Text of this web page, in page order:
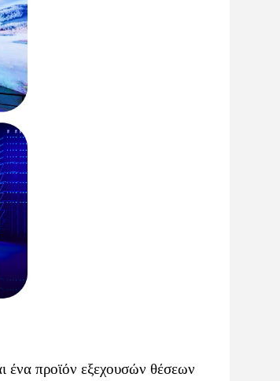
προϊόν εξεχουσών θέσεων